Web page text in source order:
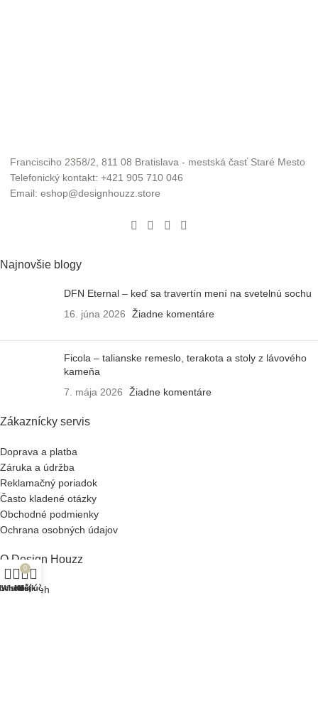
Francisciho 2358/2, 811 08 Bratislava - mestská časť Staré Mesto
Telefonický kontakt: +421 905 710 046
Email: eshop@designhouzz.store
Najnovšie blogy
DFN Eternal – keď sa travertín mení na svetelnú sochu
16. júna 2026
Žiadne komentáre
Ficola – talianske remeslo, terakota a stoly z lávového
kameňa
7. mája 2026
Žiadne komentáre
Zákaznícky servis
Doprava a platba
Záruka a údržba
Reklamačný poriadok
Často kladené otázky
Obchodné podmienky
Ochrana osobných údajov
O Design Houzz
Náš príbeh
Wishlist
0
Košík
Môj účet